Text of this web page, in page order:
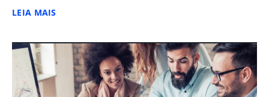
LEIA MAIS